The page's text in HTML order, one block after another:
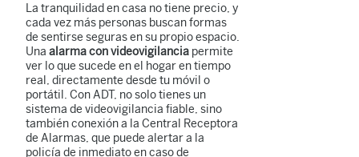
La tranquilidad en casa no tiene precio, y
cada vez más personas buscan formas
de sentirse seguras en su propio espacio.
Una alarma con videovigilancia permite
ver lo que sucede en el hogar en tiempo
real, directamente desde tu móvil o
portátil. Con ADT, no solo tienes un
sistema de videovigilancia fiable, sino
también conexión a la Central Receptora
de Alarmas, que puede alertar a la
policía de inmediato en caso de